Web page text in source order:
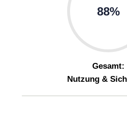
88%
Gesamt:
Nutzung &